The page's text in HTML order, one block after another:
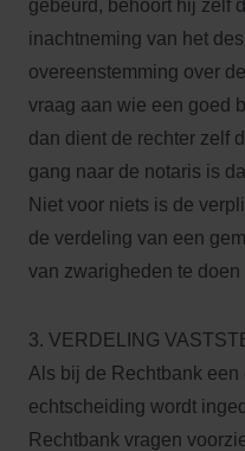
gebeurd, behoort hij zelf
inachtneming van het
overeenstemming over
vraag aan wie een goed
dan dient de rechter zelf
gang naar de notaris is
Niet voor niets is de
de verdeling van een
van zwarigheden te
3. VERDELING
Als bij de Rechtbank
echtscheiding wordt
Rechtbank vragen